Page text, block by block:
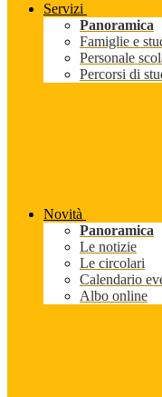
Servizi
Panoramica
Famiglie e
Personale
Percorsi di
Novità
Panoramica
Le notizie
Le circolari
Calendario
Albo online